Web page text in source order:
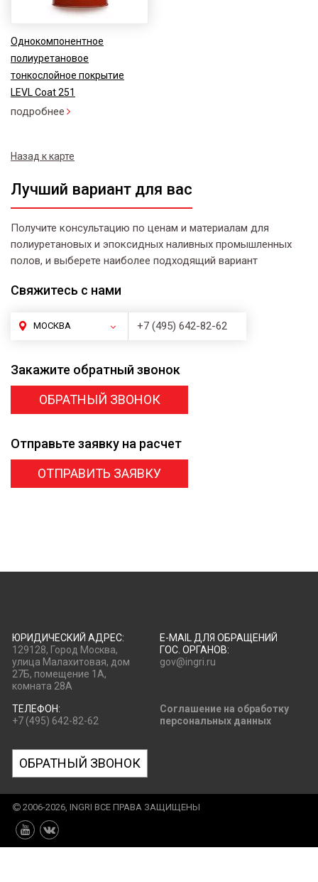
Однокомпонентное
полиуретановое
тонкослойное покрытие
LEVL Coat 251
подробнее
Назад к карте
Лучший вариант для вас
Получите консультацию по ценам и материалам для
полиуретановых и эпоксидных наливных промышленных
полов, и выберете наиболее подходящий вариант
Свяжитесь с нами
МОСКВА +7 (495) 642-82-62
Закажите обратный звонок
ОБРАТНЫЙ ЗВОНОК
Отправьте заявку на расчет
ОТПРАВИТЬ ЗАЯВКУ
ЮРИДИЧЕСКИЙ АДРЕС:
129128, Город Москва,
улица Малахитовая, дом
27Б, помещение 1А,
комната 28А
E-MAIL ДЛЯ ОБРАЩЕНИЙ
ГОС. ОРГАНОВ:
gov@ingri.ru
ТЕЛЕФОН:
+7 (495) 642-82-62
Соглашение на обработку
персональных данных
ОБРАТНЫЙ ЗВОНОК
2006-2026, INGRI ВСЕ ПРАВА ЗАЩИЩЕНЫ